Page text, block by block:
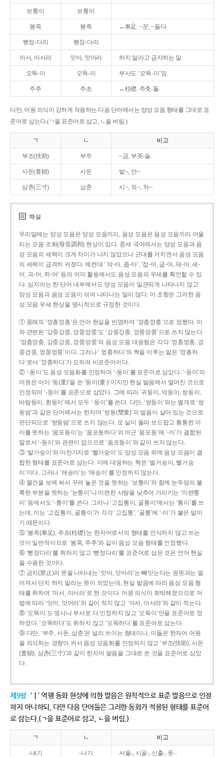
보퉁이 보통이
봉죽 봉족 ←奉足. ~꾼, ~들다.
뻗정-다리 뻗장-다리
아서, 아서라 앗아, 앗아라 하지 말라고 금지하는 말.
오뚝-이 오똑-이 부사도 ‘오뚝-이’임.
주추 주초 ←柱礎. 주춧-돌.
다만, 어원 의식이 강하게 작용하는 다음 단어에서는 양성 모음 형태를 그대로 표
준어로 삼는다.(ㄱ을 표준어로 삼고, ㄴ을 버림.)
ㄱ ㄴ 비고
부조(扶助) 부주 ~금, 부좃-술.
사돈(査頓) 사둔 밭~, 안~.
삼촌(三寸) 삼춘 시~, 외~, 처~.
해설
우리말에는 양성 모음은 양성 모음끼리, 음성 모음은 음성 모음끼리 어울
리는 모음 조화(母音調和) 현상이 있다. 중세 국어에서는 양성 모음과 음
성 모음의 세력이 크게 차이가 나지 않았으나 근대를 거치면서 음성 모음
의 세력이 급격히 커졌다. 예컨대 ‘ 막-아, 좁-아’, ‘접-어, 굽-어, 재-어, 세-
어, 괴-어, 쥐-어’ 등의 어미 활용에서도 음성 모음의 우세를 확인할 수 있
다. 심지어는 한 단어 내부에서도 양성 모음이 일관되게 나타나지 않고
양성 모음과 음성 모음이 섞여 나타나는 일이 많다. 이 조항은 그러한 음
성 모음 우세 현상을 명시적으로 규정한 것이다.
① 종래의 ‘깡총깡총’은 언어 현실을 반영하여 ‘깡충깡충’으로 정했다. 이
와 관련된 ‘강중강중, 깡쭝깡쭝’도 ‘강종강종, 깡쫑깡쫑’으로 쓰지 않는다.
‘깡충깡충, 강중강중, 깡쭝깡쭝’의 음성 모음 대응형은 각각 ‘껑충껑충, 겅
중겅중, 껑쭝껑쭝’이다. 그러나 ‘ 껑충하다’와 짝을 이루는 말은 ‘깡총하
다’로서 ‘깡충하다’가 오히려 비표준어이다.
② ‘-동이’도 음성 모음화를 인정하여 ‘-둥이’를 표준어로 삼았다. ‘-둥이’의
어원은 아이 ‘동(童)’을 쓴 ‘동이(童-)’이지만 현실 발음에서 멀어진 것으로
인정되어 ‘-둥이’를 표준으로 삼았다. 그에 따라 ‘귀둥이, 막둥이, 쌍둥이,
바람둥이, 흰둥이’에서 모두 ‘-둥이’를 쓴다. 다만, ‘쌍둥이’와는 별개로 ‘쌍
동밤’과 같은 단어에서는 한자어 ‘쌍동(雙童)’의 발음이 살아 있는 것으로
판단되므로 ‘쌍둥밤’으로 쓰지 않는다. 또 살이 올라 보드랍고 통통한 아
이를 뜻하는 ‘옴포동이’는 ‘옴포동하다’의 어근 ‘옴포동’에 ‘-이’가 결합된
말로서 ‘-둥이’와 관련이 없으므로 ‘옴포둥이’와 같이 쓰지 않는다.
③ ‘발가숭이’와 마찬가지로 ‘빨가숭이’도 양성 모음 뒤에 음성 모음이 결
합한 형태를 표준어로 삼는다. 이에 대응하는 짝은 ‘벌거숭이, 뻘거숭
이’이다. 그러나 ‘애송이’는 ‘애숭이’를 인정하지 않는다.
④ 물건을 보에 싸서 꾸려 놓은 것을 뜻하는 ‘보퉁이’와 함께 눈두덩의 불
룩한 부분을 뜻하는 ‘눈퉁이’나 미련한 사람을 낮추어 가리키는 ‘미련퉁
이’ 등에서도 ‘-퉁이’를 쓴다. 그러나 ‘고집통이, 골통이’에서는 ‘통이’를 쓰
는데, 이는 ‘고집통이, 골통이’가 각각 ‘고집통’, ‘골통’에 ‘-이’가 붙은 말이
기 때문이다.
⑤ ‘봉족(奉足), 주초(柱礎)’는 한자어로서의 형태를 인식하지 않고 쓰는
것이 일반적이므로 ‘봉죽, 주추’와 같이 음성 모음 형태를 인정했다.
⑥ ‘뻗장다리’를 취하지 않고 ‘뻗정다리’를 표준어로 삼은 것은 언어 현실
을 수용한 것이다.
⑦ 금지(禁止)의 뜻을 나타내는 ‘앗아, 앗아라’는 빼앗는다는 원뜻과는 멀
어져서 단지 하지 말라는 뜻이 되었는데, 현실 발음에 따라 음성 모음 형
태를 취하여 ‘아서, 아서라’로 한 것이다. 어원 의식이 희박해졌으므로 어
법에 따라 ‘앗어, 앗어라’와 같이 적지 않고 ‘아서, 아서라’와 같이 적는다.
⑧ ‘오똑이’도 명사나 부사로 다 인정하지 않고 ‘오뚝이’만을 표준어로 정
하였다. ‘오똑하다’도 취하지 않고 ‘오뚝하다’를 표준어로 삼는다.
⑨ 다만, ‘부주, 사둔, 삼춘’은 널리 쓰이는 형태이나, 이들은 한자어 어원
을 의식하는 경향이 커서 음성 모음화를 인정하지 않고 ‘부조(扶助), 사돈
(査頓), 삼촌(三寸)’과 같이 한자어 발음을 그대로 쓴 것을 표준어로 삼았
다.
제9항 ‘ㅣ’ 역행 동화 현상에 의한 발음은 원칙적으로 표준 발음으로 인정
하지 아니하되, 다만 다음 단어들은 그러한 동화가 적용된 형태를 표준어
로 삼는다.(ㄱ을 표준어로 삼고, ㄴ을 버림.)
ㄱ ㄴ 비고
-내기 -나기 서울-, 시골-, 신출-, 풋-.